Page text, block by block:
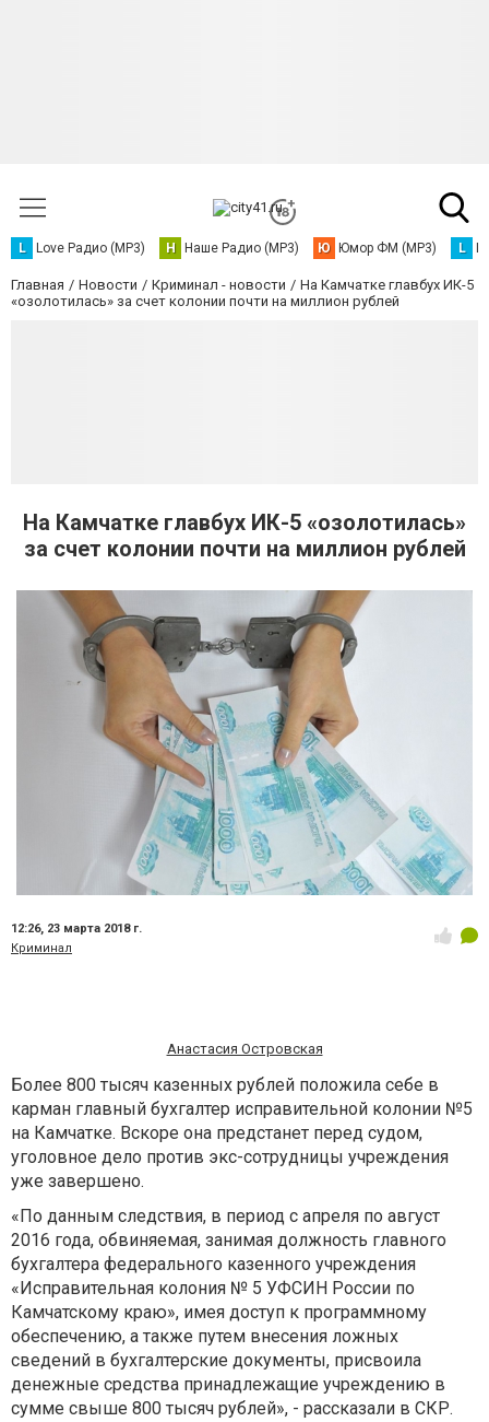
L Love Радио (MP3) Н Наше Радио (MP3) Ю Юмор ФМ (MP3) L
Главная Новости Криминал - новости
На Камчатке главбух ИК-5
«озолотилась» за счет колонии почти на миллион рублей
На Камчатке главбух ИК-5 «озолотилась»
за счет колонии почти на миллион рублей
12:26, 23 марта 2018 г.
Криминал
Анастасия Островская
Более 800 тысяч казенных рублей положила себе в
карман главный бухгалтер исправительной колонии №5
на Камчатке. Вскоре она предстанет перед судом,
уголовное дело против экс-сотрудницы учреждения
уже завершено.
«По данным следствия, в период с апреля по август
2016 года, обвиняемая, занимая должность главного
бухгалтера федерального казенного учреждения
«Исправительная колония № 5 УФСИН России по
Камчатскому краю», имея доступ к программному
обеспечению, а также путем внесения ложных
сведений в бухгалтерские документы, присвоила
денежные средства принадлежащие учреждению в
сумме свыше 800 тысяч рублей», - рассказали в СКР.